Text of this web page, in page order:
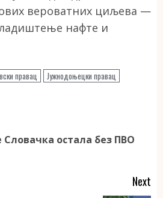
вероватних циљева —
нафте и
правац Јужнодоњецки правац
Словачка остала без ПВО
Next